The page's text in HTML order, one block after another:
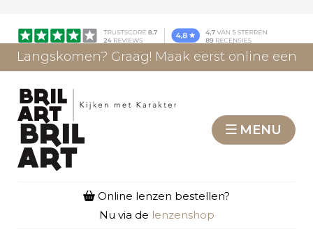
Langskomen? Graag! Maak eerst online een
MENU
Online lenzen bestellen?
Nu via de lenzenshop